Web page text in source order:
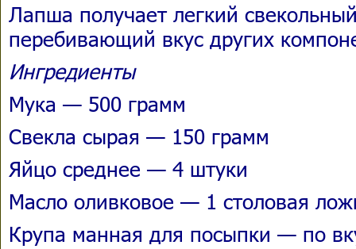
Лапша получает легкий
перебивающий вкус других
Ингредиенты
Мука — 500 грамм
Свекла сырая — 150 грамм
Яйцо среднее — 4 штуки
Масло оливковое — 1 столовая
Крупа манная для посыпки — по